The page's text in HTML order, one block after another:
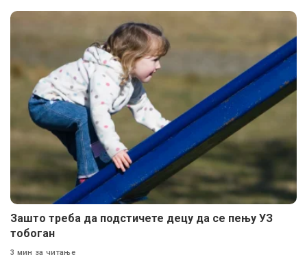
Зашто треба да подстичете децу да се пењу УЗ
тобоган
3 мин за читање